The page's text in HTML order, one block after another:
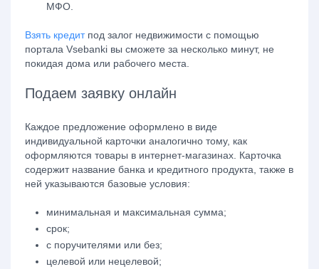
МФО.
Взять кредитпод залог недвижимости с помощью
портала Vsebanki вы сможете за несколько минут, не
покидая дома или рабочего места.
Подаем заявку онлайн
Каждое предложение оформлено в виде
индивидуальной карточки аналогично тому, как
оформляются товары в интернет-магазинах. Карточка
содержит название банка и кредитного продукта, также в
ней указываются базовые условия:
минимальная и максимальная сумма;
срок;
с поручителями или без;
целевой или нецелевой;